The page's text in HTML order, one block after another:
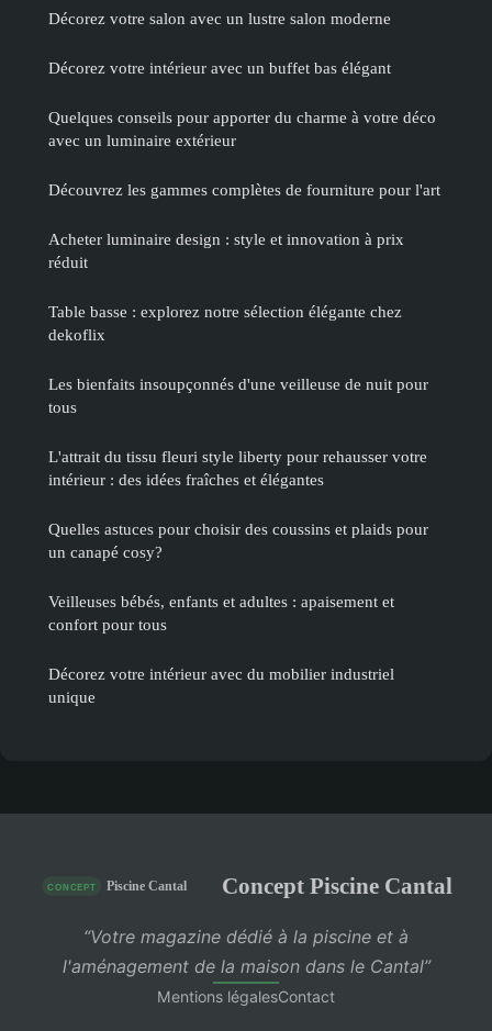
Décorez votre salon avec un lustre salon moderne
Décorez votre intérieur avec un buffet bas élégant
Quelques conseils pour apporter du charme à votre déco
avec un luminaire extérieur
Découvrez les gammes complètes de fourniture pour l'art
Acheter luminaire design : style et innovation à prix
réduit
Table basse : explorez notre sélection élégante chez
dekoflix
Les bienfaits insoupçonnés d'une veilleuse de nuit pour
tous
L'attrait du tissu fleuri style liberty pour rehausser votre
intérieur : des idées fraîches et élégantes
Quelles astuces pour choisir des coussins et plaids pour
un canapé cosy?
Veilleuses bébés, enfants et adultes : apaisement et
confort pour tous
Décorez votre intérieur avec du mobilier industriel
unique
Concept Piscine Cantal
“Votre magazine dédié à la piscine et à
l'aménagement de la maison dans le Cantal”
Mentions légalesContact